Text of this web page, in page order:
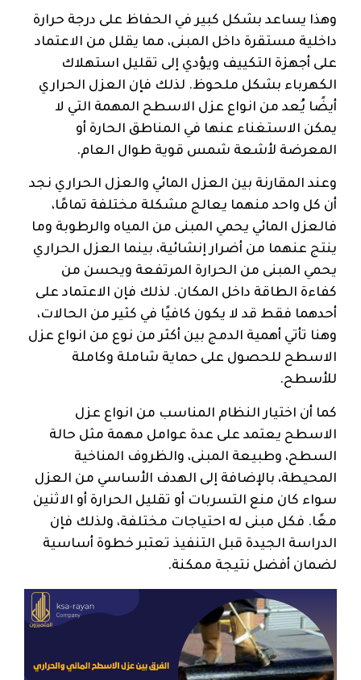
وهذا يساعد بشكل كبير في الحفاظ على درجة حرارة
داخلية مستقرة داخل المبنى، مما يقلل من الاعتماد
على أجهزة التكييف ويؤدي إلى تقليل استهلاك
الكهرباء بشكل ملحوظ. لذلك فإن العزل الحراري
أيضًا يُعد من انواع عزل الاسطح المهمة التي لا
يمكن الاستغناء عنها في المناطق الحارة أو
المعرضة لأشعة شمس قوية طوال العام.
وعند المقارنة بين العزل المائي والعزل الحراري نجد
أن كل واحد منهما يعالج مشكلة مختلفة تمامًا،
فالعزل المائي يحمي المبنى من المياه والرطوبة وما
ينتج عنهما من أضرار إنشائية، بينما العزل الحراري
يحمي المبنى من الحرارة المرتفعة ويحسن من
كفاءة الطاقة داخل المكان. لذلك فإن الاعتماد على
أحدهما فقط قد لا يكون كافيًا في كثير من الحالات،
وهنا تأتي أهمية الدمج بين أكثر من نوع من انواع عزل
الاسطح للحصول على حماية شاملة وكاملة
للأسطح.
كما أن اختيار النظام المناسب من انواع عزل
الاسطح يعتمد على عدة عوامل مهمة مثل حالة
السطح، وطبيعة المبنى، والظروف المناخية
المحيطة، بالإضافة إلى الهدف الأساسي من العزل
سواء كان منع التسربات أو تقليل الحرارة أو الاثنين
معًا. فكل مبنى له احتياجات مختلفة، ولذلك فإن
الدراسة الجيدة قبل التنفيذ تعتبر خطوة أساسية
لضمان أفضل نتيجة ممكنة.